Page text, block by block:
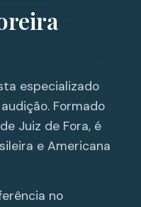
especializado
Formado
Juiz de Fora, é
e Americana
no